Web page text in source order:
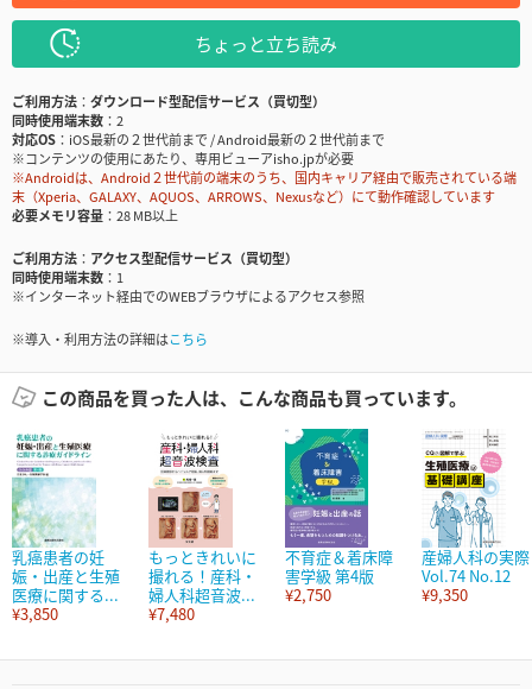
ちょっと立ち読み
ご利用方法
ダウンロード型配信サービス（買切型）
同時使用端末数
2
対応OS
iOS最新の２世代前まで / Android最新の２世代前まで
※コンテンツの使用にあたり、専用ビューアisho.jpが必要
※Androidは、Android２世代前の端末のうち、国内キャリア経由で販売されている端
末（Xperia、GALAXY、AQUOS、ARROWS、Nexusなど）にて動作確認しています
必要メモリ容量
28 MB以上
ご利用方法
アクセス型配信サービス（買切型）
同時使用端末数
1
※インターネット経由でのWEBブラウザによるアクセス参照
※導入・利用方法の詳細はこちら
この商品を買った人は、こんな商品も買っています。
乳癌患者の妊
娠・出産と生殖
医療に関する...
¥3,850
もっときれいに
撮れる！産科・
婦人科超音波...
¥7,480
不育症＆着床障
害学級 第4版
¥2,750
産婦人科の実際
Vol.74 No.12
¥9,350